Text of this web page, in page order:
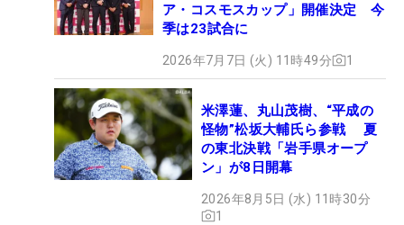
ア・コスモスカップ」開催決定 今
季は23試合に
2026年7月7日 (火) 11時49分 1
米澤蓮、丸山茂樹、“平成の
怪物”松坂大輔氏ら参戦 夏
の東北決戦「岩手県オープ
ン」が8日開幕
2026年8月5日 (水) 11時30分
1